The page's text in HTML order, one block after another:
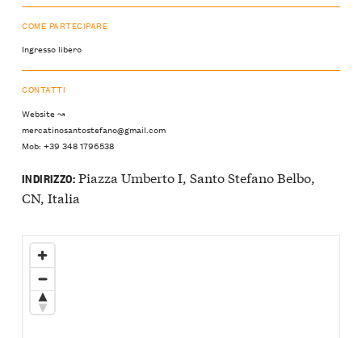
COME PARTECIPARE
Ingresso libero
CONTATTI
Website ↝
mercatinosantostefano@gmail.com
Mob: +39 348 1796538
INDIRIZZO:Piazza Umberto I, Santo Stefano Belbo,
CN, Italia